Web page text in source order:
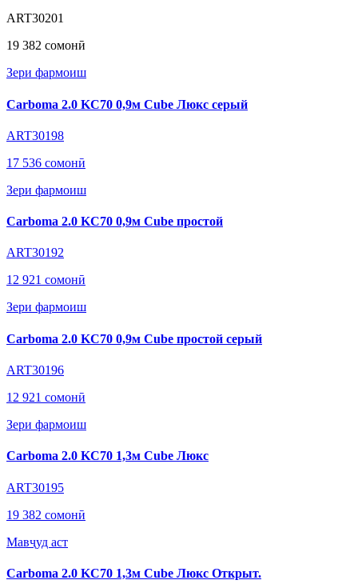
ART30201
19 382 сомонӣ
Зери фармоиш
Carboma 2.0 KC70 0,9м Cube Люкс серый
ART30198
17 536 сомонӣ
Зери фармоиш
Carboma 2.0 KC70 0,9м Cube простой
ART30192
12 921 сомонӣ
Зери фармоиш
Carboma 2.0 KC70 0,9м Cube простой серый
ART30196
12 921 сомонӣ
Зери фармоиш
Carboma 2.0 KC70 1,3м Cube Люкс
ART30195
19 382 сомонӣ
Мавҷуд аст
Carboma 2.0 KC70 1,3м Cube Люкс Открыт.